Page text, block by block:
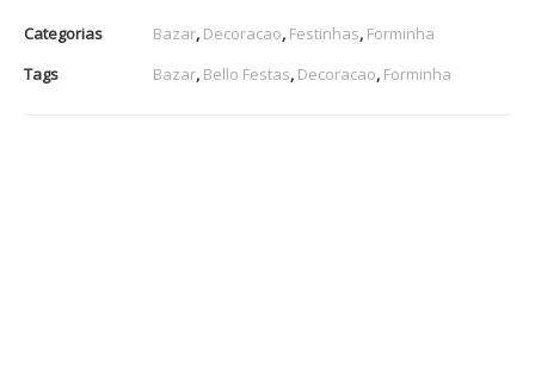
Categorias Bazar, Decoracao, Festinhas, Forminha
Tags
Bazar, Bello Festas, Decoracao, Forminha